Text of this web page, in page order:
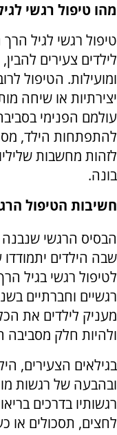
מהו טיפול רגשי
טיפול רגשי לגיל
לילדים צעירים
ומועילות. הטיפול
יצירתיות או שיחה
עולמם הפנימי
להתפתחות הילד,
לזהות מחשבות
בונה.
חשיבות הטיפול
הבסיס הרגשי
שבה הילדים
לטיפול רגשי בגיל
רגשיים וחברתיים
מעניק לילדים את
ולהיות חלק מסביבה
בגילאים הצעירים,
ובהבעה של רגשות
רגשותיו בדרכים
לחצים, תסכולים או